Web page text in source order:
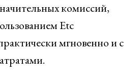
комиссий,
Etc
мгновенно и с